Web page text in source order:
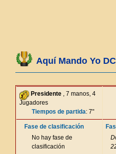
Aquí Mando Yo
Presidente , 7 manos, 4
Jugadores
Tiempos de partida: 7"
Fase de clasificación
No hay fase de
clasificación